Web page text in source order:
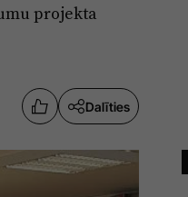
projekta
Dalīties